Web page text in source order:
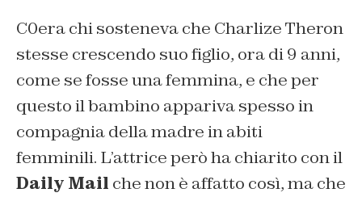
C0era chi sosteneva che Charlize Theron
stesse crescendo suo figlio, ora di 9 anni,
come se fosse una femmina, e che per
questo il bambino appariva spesso in
compagnia della madre in abiti
femminili. L’attrice però ha chiarito con il
Daily Mail che non è affatto così, ma che